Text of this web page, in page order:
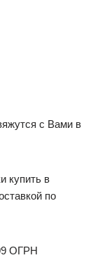
с Вами в
купить в
по
ОГРН